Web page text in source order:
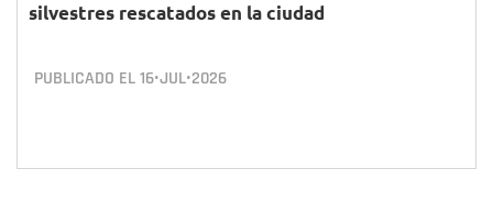
silvestres rescatados en la ciudad
PUBLICADO EL16•JUL•2026